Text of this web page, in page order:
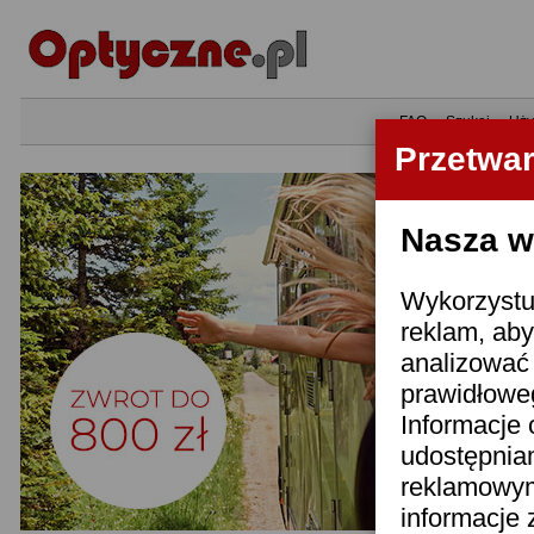
Nasza
reklam,
Informacje
informacje
•FAQ•Szukaj•